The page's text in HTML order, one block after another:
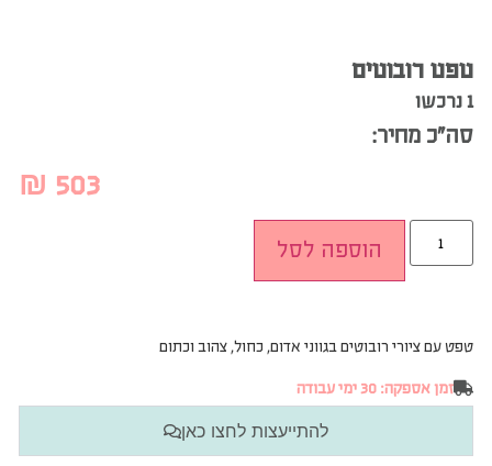
טפט רובוטים
1 נרכשו
סה”כ מחיר:
₪ 503
הוספה לסל
טפט עם ציורי רובוטים בגווני אדום, כחול, צהוב וכתום
זמן אספקה: 30 ימי עבודה
להתייעצות לחצו כאן